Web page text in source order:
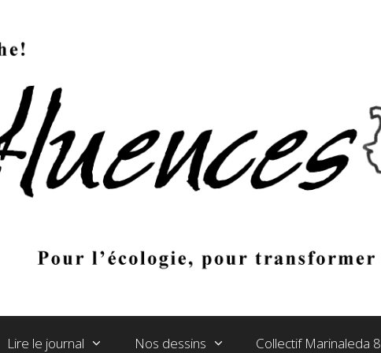
Lire le journal Nos dessins Collectif Marinaleda